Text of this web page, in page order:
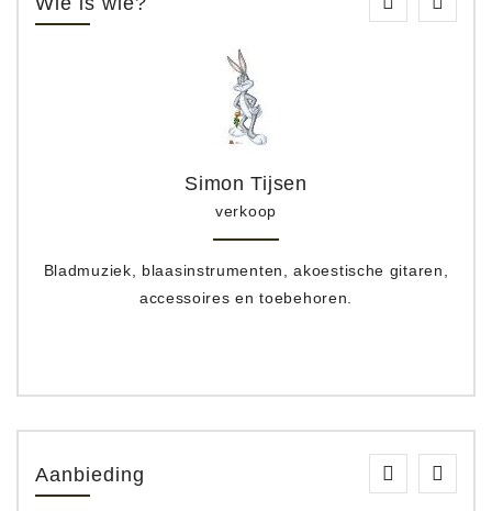
Simon Tijsen
verkoop
Bladmuziek, blaasinstrumenten, akoestische gitaren,
accessoires en toebehoren.
Aanbieding